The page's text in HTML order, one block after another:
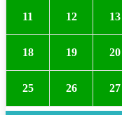
11 12 13
18 19 20
25 26 27